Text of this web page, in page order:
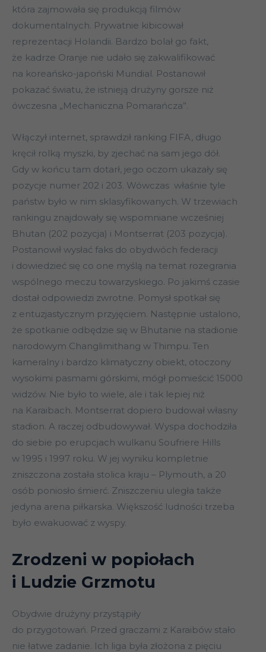
która zajmowała się produkcją filmów
dokumentalnych. Prywatnie kibicował
reprezentacji Holandii. Bardzo bolał go fakt,
że kadrze Oranje nie udało się zakwalifikować
na koreańsko-japoński Mundial. Postanowił
pokazać światu, że istnieją drużyny gorsze niż
ówczesna „Mechaniczna Pomarańcza”.
Włączył internet, sprawdził ranking FIFA, długo
kręcił rolką myszki, by zjechać na sam jego dół.
Gdy w końcu tam dotarł, jego oczom ukazały się
pozycje numer 202 i 203. Wówczas właśnie tyle
państw było w nim sklasyfikowanych. W trzewiach
rankingu znajdowały się wspomniane wcześniej
Bhutan (202 pozycja) i Montserrat (203 pozycja).
Postanowił wysłać faks do obydwóch federacji
i dowiedzieć się co one myślą na temat rozegrania
wspólnego meczu towarzyskiego. Po jakimś czasie
dostał odpowiedzi zwrotne. Pomysł spotkał się
z entuzjastycznym przyjęciem. Następnie ustalono,
że spotkanie odbędzie się w Bhutanie na stadionie
narodowym Changlimithang w Thimpu. Ten
kameralny i bardzo klimatyczny obiekt, otoczony
wysokimi pasmami górskimi, mógł pomieścić 15000
widzów. Nie było to wiele, ale i tak lepiej niż
na Karaibach. Montserrat dopiero budował własny
stadion. A raczej odbudowywał. Wyspa dochodziła
do siebie po erupcjach wulkanu Soufriere Hills
w 1995 i 1997 roku. W jej wyniku kompletnie
zniszczona została stolica kraju – Plymouth, a 20
osób poniosło śmierć. Zniszczeniu uległa także
jedyna arena piłkarska. Większość ludności trzeba
było ewakuować z wyspy.
Zrodzeni w popiołach
i Ludzie Grzmotu
Obydwie drużyny przystąpiły
do przygotowań. Przed graczami z Karaibów stało
nie łatwe zadanie. Ich liga była złożona z pięciu